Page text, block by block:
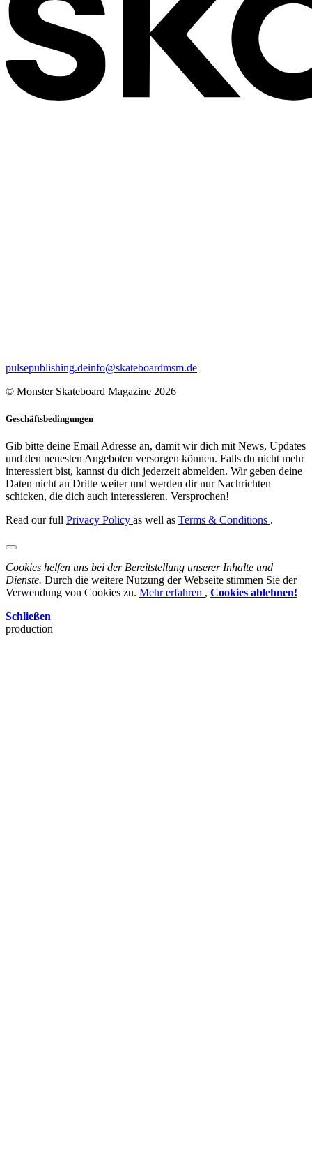
pulsepublishing.deinfo@skateboardmsm.de
© Monster Skateboard Magazine 2026
Geschäftsbedingungen
Gib bitte deine Email Adresse an, damit wir dich mit News, Updates
und den neuesten Angeboten versorgen können. Falls du nicht mehr
interessiert bist, kannst du dich jederzeit abmelden. Wir geben deine
Daten nicht an Dritte weiter und werden dir nur Nachrichten
schicken, die dich auch interessieren. Versprochen!
Read our full Privacy Policy as well as Terms & Conditions .
Cookies helfen uns bei der Bereitstellung unserer Inhalte und
Dienste. Durch die weitere Nutzung der Webseite stimmen Sie der
Verwendung von Cookies zu. Mehr erfahren , Cookies ablehnen!
Schließen
production